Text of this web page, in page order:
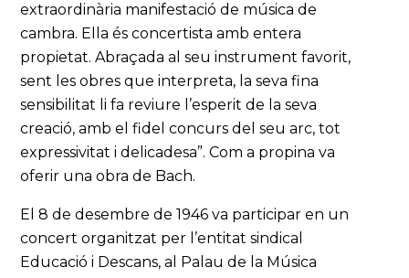
extraordinària manifestació de música de
cambra. Ella és concertista amb entera
propietat. Abraçada al seu instrument favorit,
sent les obres que interpreta, la seva fina
sensibilitat li fa reviure l’esperit de la seva
creació, amb el fidel concurs del seu arc, tot
expressivitat i delicadesa”. Com a propina va
oferir una obra de Bach.
El 8 de desembre de 1946 va participar en un
concert organitzat per l’entitat sindical
Educació i Descans, al Palau de la Música